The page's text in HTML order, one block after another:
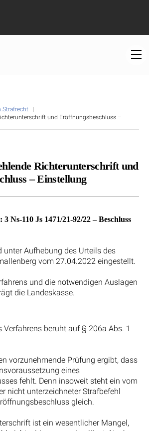
Strafrecht
und Eröffnungsbeschluss –
Richterunterschrift und
– Einstellung
Ns-110 Js 1471/21-92/22 – Beschluss
unter Aufhebung des Urteils des
vom 27.04.2022 eingestellt.
und die notwendigen Auslagen
die Landeskasse.
Verfahrens beruht auf § 206a Abs. 1
vorzunehmende Prüfung ergibt, dass
eines
fehlt. Denn insoweit steht ein vom
nicht unterzeichneter Strafbefehl
gleich.
ist ein wesentlicher Mangel,